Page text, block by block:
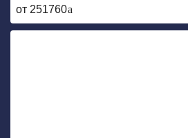
от 251760